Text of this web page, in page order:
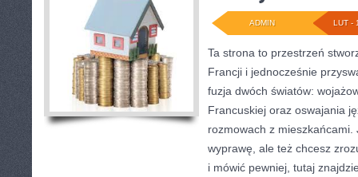
LUT -
ADMIN
Ta strona to przestrzeń
Francji i jednocześnie
fuzja dwóch światów:
Francuskiej oraz oswajania
rozmowach z mieszkańcami.
wyprawę, ale też chcesz
i mówić pewniej, tutaj